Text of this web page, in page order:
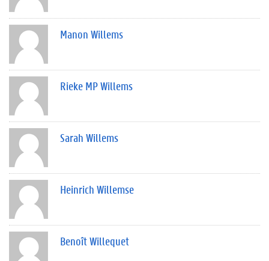
Manon Willems
Rieke MP Willems
Sarah Willems
Heinrich Willemse
Benoît Willequet